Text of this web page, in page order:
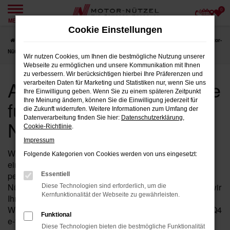
Zum
springen
MENÜ
0
Audi Q4 e-tron Fahrzeuge für Weiden bei Motor-
Nützel
Audi Q4 e-tron Fahrzeuge
für Weiden bei Motor-
Nützel
Wenn Sie in der Nähe von Weiden auf der Suche nach
einem Fahrzeug sind, das Leistung, Stil und Komfort
perfekt vereint, dann ist der Q4 e-tron von Audi bei Motor-
Nützel die ideale Wahl für Sie. Seit über 90 Jahren sind wir
Ihr vertrauenswürdiges Audi Autohaus in der Nähe von
Weiden und bieten Ihnen eine umfassende Auswahl an Q4
e-tron Fahrzeugen, die all Ihre Erwartungen erfüllen
Cookie Einstellungen
Wir nutzen Cookies, um Ihnen die bestmögliche Nutzung unserer
Webseite zu ermöglichen und unsere Kommunikation mit Ihnen
zu verbessern. Wir berücksichtigen hierbei Ihre Präferenzen und
verarbeiten Daten für Marketing und Statistiken nur, wenn Sie uns
Ihre Einwilligung geben. Wenn Sie zu einem späteren Zeitpunkt
Ihre Meinung ändern, können Sie die Einwilligung jederzeit für
die Zukunft widerrufen. Weitere Informationen zum Umfang der
Datenverarbeitung finden Sie hier: Datenschutzerklärung,
Cookie-Richtlinie.
Impressum
Folgende Kategorien von Cookies werden von uns eingesetzt:
Essentiell
Diese Technologien sind erforderlich, um die
Kernfunktionalität der Webseite zu gewährleisten.
Funktional
Diese Technologien bieten die bestmögliche Funktionalität